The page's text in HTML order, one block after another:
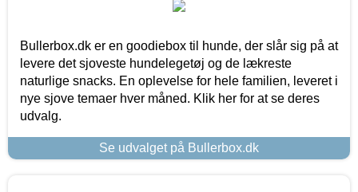
Bullerbox.dk er en goodiebox til hunde, der slår sig på at
levere det sjoveste hundelegetøj og de lækreste
naturlige snacks. En oplevelse for hele familien, leveret i
nye sjove temaer hver måned. Klik her for at se deres
udvalg.
Se udvalget på Bullerbox.dk